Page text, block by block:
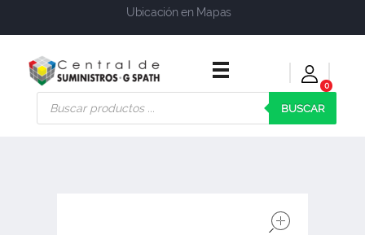
Ubicación en Mapas
Central de Suministros Gspath
Suministros y soluciones integrales para su empresa o negocio
0
BUSCAR